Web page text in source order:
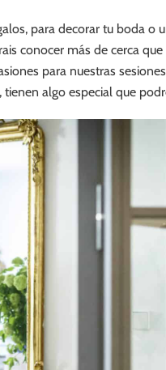
para decorar tu boda
conocer más de cerca
para nuestras
algo especial que